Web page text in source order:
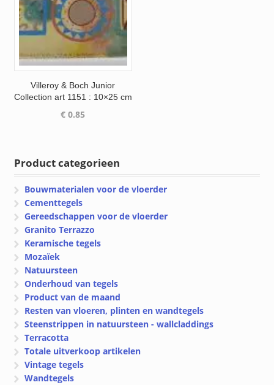
Villeroy & Boch Junior
Collection art 1151 : 10×25 cm
€ 0.85
Product categorieen
Bouwmaterialen voor de vloerder
Cementtegels
Gereedschappen voor de vloerder
Granito Terrazzo
Keramische tegels
Mozaïek
Natuursteen
Onderhoud van tegels
Product van de maand
Resten van vloeren, plinten en wandtegels
Steenstrippen in natuursteen - wallcladdings
Terracotta
Totale uitverkoop artikelen
Vintage tegels
Wandtegels